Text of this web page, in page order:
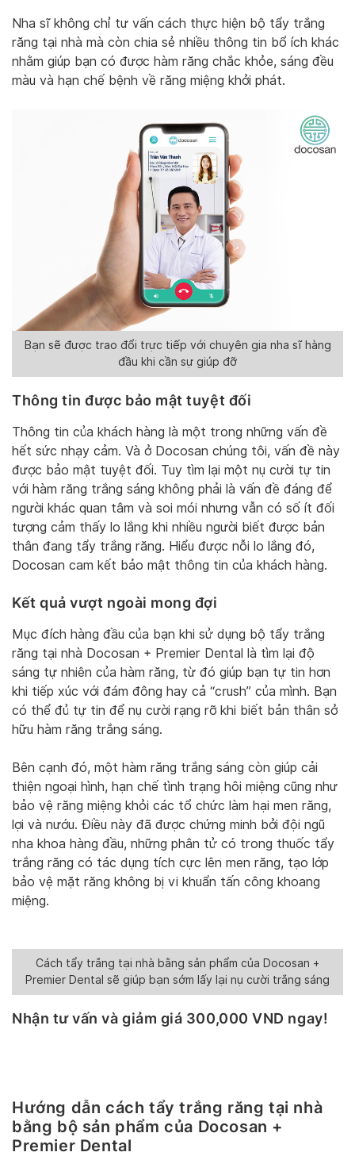
Nha sĩ không chỉ tư vấn cách thực hiện bộ tẩy trắng
răng tại nhà mà còn chia sẻ nhiều thông tin bổ ích khác
nhằm giúp bạn có được hàm răng chắc khỏe, sáng đều
màu và hạn chế bệnh về răng miệng khởi phát.
Bạn sẽ được trao đổi trực tiếp với chuyên gia nha sĩ hàng
đầu khi cần sự giúp đỡ
Thông tin được bảo mật tuyệt đối
Thông tin của khách hàng là một trong những vấn đề
hết sức nhạy cảm. Và ở Docosan chúng tôi, vấn đề này
được bảo mật tuyệt đối. Tuy tìm lại một nụ cười tự tin
với hàm răng trắng sáng không phải là vấn đề đáng để
người khác quan tâm và soi mói nhưng vẫn có số ít đối
tượng cảm thấy lo lắng khi nhiều người biết được bản
thân đang tẩy trắng răng. Hiểu được nỗi lo lắng đó,
Docosan cam kết bảo mật thông tin của khách hàng.
Kết quả vượt ngoài mong đợi
Mục đích hàng đầu của bạn khi sử dụng bộ tẩy trắng
răng tại nhà Docosan + Premier Dental là tìm lại độ
sáng tự nhiên của hàm răng, từ đó giúp bạn tự tin hơn
khi tiếp xúc với đám đông hay cả “crush” của mình. Bạn
có thể đủ tự tin để nụ cười rạng rỡ khi biết bản thân sở
hữu hàm răng trắng sáng.
Bên cạnh đó, một hàm răng trắng sáng còn giúp cải
thiện ngoại hình, hạn chế tình trạng hôi miệng cũng như
bảo vệ răng miệng khỏi các tổ chức làm hại men răng,
lợi và nướu. Điều này đã được chứng minh bởi đội ngũ
nha khoa hàng đầu, những phân tử có trong thuốc tẩy
trắng răng có tác dụng tích cực lên men răng, tạo lớp
bảo vệ mặt răng không bị vi khuẩn tấn công khoang
miệng.
Cách tẩy trắng tại nhà bằng sản phẩm của Docosan +
Premier Dental sẽ giúp bạn sớm lấy lại nụ cười trắng sáng
Nhận tư vấn và giảm giá 300,000 VND ngay!
Hướng dẫn cách tẩy trắng răng tại nhà
bằng bộ sản phẩm của Docosan +
Premier Dental